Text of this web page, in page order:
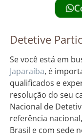
Detetive
Se você está em
Japaraíba, é
qualificados e
resolução do seu
Nacional de
referência
Brasil e com sede